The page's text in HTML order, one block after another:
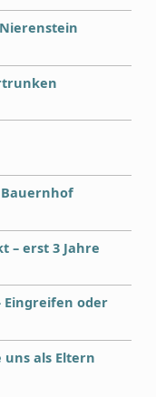
– erst 3 Jahre
Eingreifen oder
uns als Eltern